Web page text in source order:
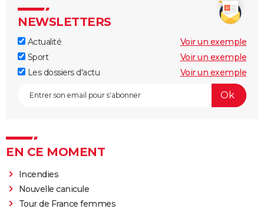
NEWSLETTERS
Actualité
Voir un exemple
Sport
Voir un exemple
Les dossiers d'actu
Voir un exemple
EN CE MOMENT
Incendies
Nouvelle canicule
Tour de France femmes